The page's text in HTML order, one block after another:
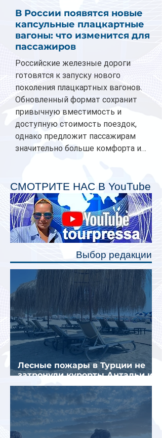
В России появятся новые
капсульные плацкартные
вагоны: что изменится для
пассажиров
Российские железные дороги
готовятся к запуску нового
поколения плацкартных вагонов.
Обновленный формат сохранит
привычную вместимость и
доступную стоимость поездок,
однако предложит пассажирам
значительно больше комфорта и
планируется начать в 2027 году.
Одним из главных нововведений
станут индивидуальные шторки у
каждого спального места. Они
позволят пассажирам закрыть свою
полку во время сна или отдыха,
СМОТРИТЕ НАС В YouTube
Выбор редакции
Лесные пожары в Турции не
затронули курорты Антальи и
Муглы